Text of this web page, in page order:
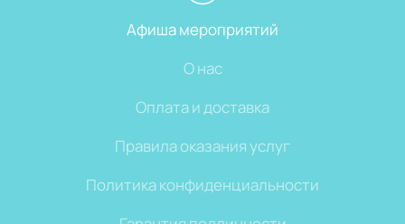
Афиша мероприятий
О нас
Оплата и доставка
Правила оказания услуг
Политика конфиденциальности